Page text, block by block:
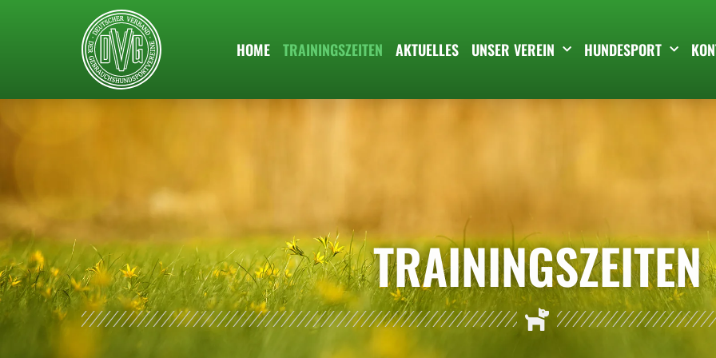
HOME TRAININGSZEITEN AKTUELLES UNSER VEREIN HUNDESPORT
TRAININGS­ZEITEN